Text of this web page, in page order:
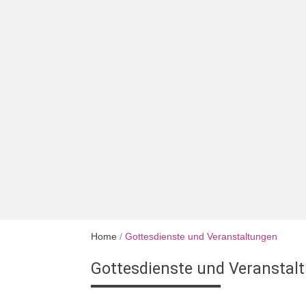
Home / Gottesdienste und Veranstaltungen
Gottesdienste und